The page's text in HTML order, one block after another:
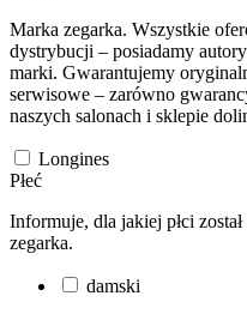
Marka zegarka. Wszystkie
dystrybucji – posiadamy
marki. Gwarantujemy
serwisowe – zarówno
naszych salonach i sklepie
Longines
Płeć
Informuje, dla jakiej płci
zegarka.
damski